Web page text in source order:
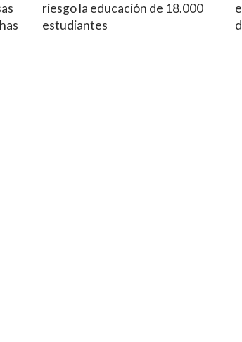
riesgo la educación de 18.000
estudiantes